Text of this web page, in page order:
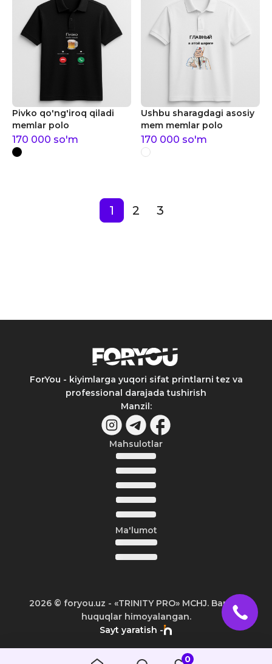
Pivko qo'ng'iroq qiladi
memlar polo
170 000 so'm
Ushbu sharagdagi asosiy
mem memlar polo
170 000 so'm
1 2 3
ForYou - kiyimlarga yuqori sifat printlarni tez va
professional darajada tushirish
Manzil:
Mahsulotlar
Ma'lumot
2026© foryou.uz - «TRINITY PRO» MCHJ. Barcha
huquqlar himoyalangan.
Sayt yaratish -
0